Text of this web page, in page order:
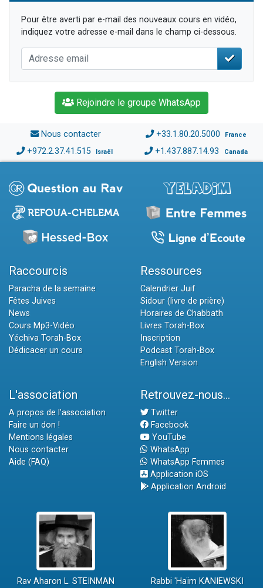
Pour être averti par e-mail des nouveaux cours en vidéo,
indiquez votre adresse e-mail dans le champ ci-dessous.
Rejoindre le groupe WhatsApp
Nous contacter +33.1.80.20.5000 France
+972.2.37.41.515 Israël +1.437.887.14.93 Canada
Raccourcis
Paracha de la semaine
Fêtes Juives
News
Cours Mp3-Vidéo
Yéchiva Torah-Box
Dédicacer un cours
Ressources
Calendrier Juif
Sidour (livre de prière)
Horaires de Chabbath
Livres Torah-Box
Inscription
Podcast Torah-Box
English Version
L'association
A propos de l'association
Faire un don !
Mentions légales
Nous contacter
Aide (FAQ)
Retrouvez-nous...
Twitter
Facebook
YouTube
WhatsApp
WhatsApp Femmes
Application iOS
Application Android
Rav Aharon L. STEINMAN Rabbi 'Haïm KANIEWSKI